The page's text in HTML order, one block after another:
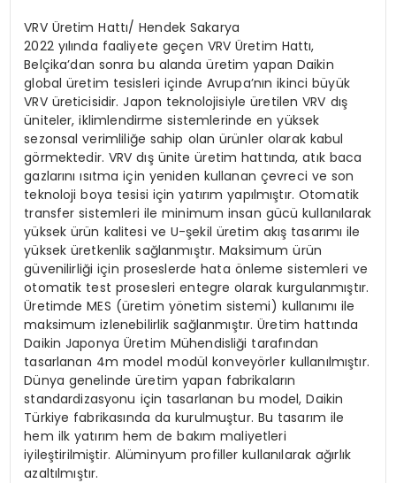
VRV Üretim Hattı/ Hendek Sakarya
2022 yılında faaliyete geçen VRV Üretim Hattı,
Belçika’dan sonra bu alanda üretim yapan Daikin
global üretim tesisleri içinde Avrupa’nın ikinci büyük
VRV üreticisidir. Japon teknolojisiyle üretilen VRV dış
üniteler, iklimlendirme sistemlerinde en yüksek
sezonsal verimliliğe sahip olan ürünler olarak kabul
görmektedir. VRV dış ünite üretim hattında, atık baca
gazlarını ısıtma için yeniden kullanan çevreci ve son
teknoloji boya tesisi için yatırım yapılmıştır. Otomatik
transfer sistemleri ile minimum insan gücü kullanılarak
yüksek ürün kalitesi ve U-şekil üretim akış tasarımı ile
yüksek üretkenlik sağlanmıştır. Maksimum ürün
güvenilirliği için proseslerde hata önleme sistemleri ve
otomatik test prosesleri entegre olarak kurgulanmıştır.
Üretimde MES (üretim yönetim sistemi) kullanımı ile
maksimum izlenebilirlik sağlanmıştır. Üretim hattında
Daikin Japonya Üretim Mühendisliği tarafından
tasarlanan 4m model modül konveyörler kullanılmıştır.
Dünya genelinde üretim yapan fabrikaların
standardizasyonu için tasarlanan bu model, Daikin
Türkiye fabrikasında da kurulmuştur. Bu tasarım ile
hem ilk yatırım hem de bakım maliyetleri
iyileştirilmiştir. Alüminyum profiller kullanılarak ağırlık
azaltılmıştır.